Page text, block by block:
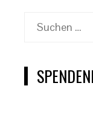
Suchen